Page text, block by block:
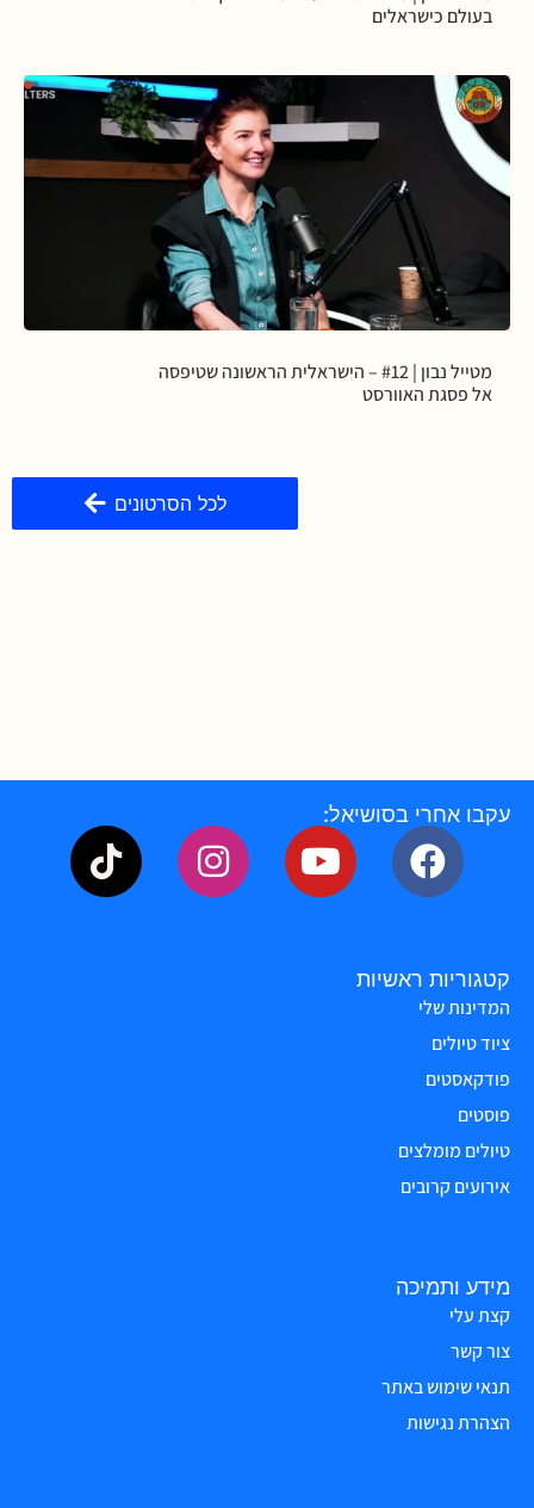
בעולם כישראלים
מטייל נבון | #12 – הישראלית הראשונה שטיפסה
אל פסגת האוורסט
לכל הסרטונים
עקבו אחרי בסושיאל:
קטגוריות ראשיות
המדינות שלי
ציוד טיולים
פודקאסטים
פוסטים
טיולים מומלצים
אירועים קרובים
מידע ותמיכה
קצת עלי
צור קשר
תנאי שימוש באתר
הצהרת נגישות